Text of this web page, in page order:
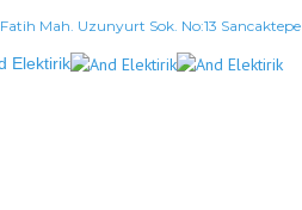
Fatih Mah. Uzunyurt Sok. No:13 Sancaktepe